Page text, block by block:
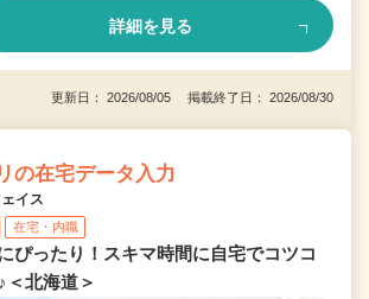
詳細を見る
更新日： 2026/08/05 掲載終了日： 2026/08/30
の在宅データ入力
イス
在宅・内職
ぴったり！スキマ時間に自宅でコツコ
＜北海道＞